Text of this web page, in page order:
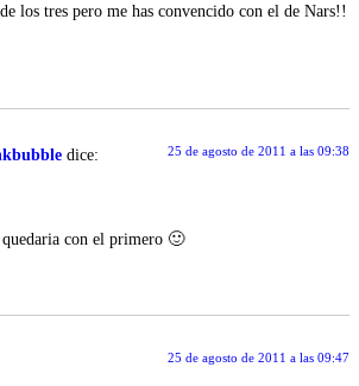
los tres pero me has convencido con el de Nars!!
dice: 25 de agosto de 2011 a las 09:38
con el primero 🙂
25 de agosto de 2011 a las 09:47